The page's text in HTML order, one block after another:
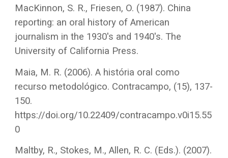
MacKinnon, S. R., Friesen, O. (1987). China
reporting: an oral history of American
journalism in the 1930's and 1940's. The
University of California Press.
Maia, M. R. (2006). A história oral como
recurso metodológico. Contracampo, (15), 137-
150.
https://doi.org/10.22409/contracampo.v0i15.55
0
Maltby, R., Stokes, M., Allen, R. C. (Eds.). (2007).